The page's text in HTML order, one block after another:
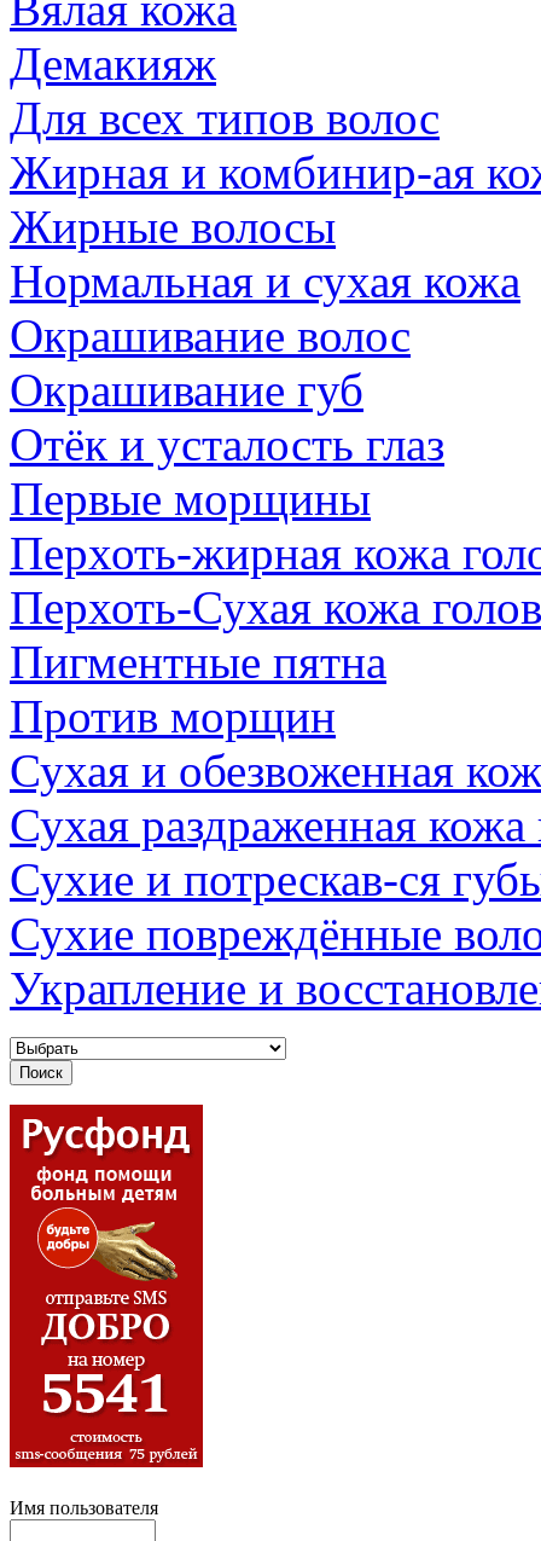
Демакияж
Для всех типов волос
Жирная и комбинир-ая
Жирные волосы
Нормальная и сухая кожа
Окрашивание волос
Окрашивание губ
Отёк и усталость глаз
Первые морщины
Перхоть-жирная кожа
Перхоть-Сухая кожа
Пигментные пятна
Против морщин
Сухая и обезвоженная
Сухая раздраженная кожа
Сухие и потрескав-ся
Сухие повреждённые
Украпление и
Имя пользователя